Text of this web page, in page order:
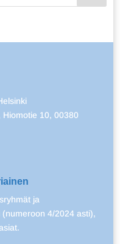
Hiomotie 10, 00380
ja
4/2024 asti),